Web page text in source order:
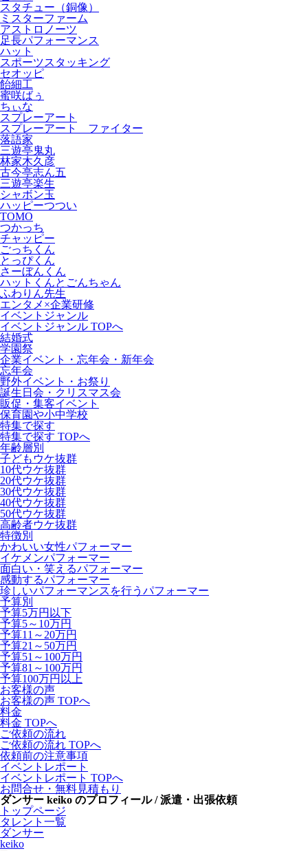
スタチュー（銅像）
ミスターファーム
アストロノーツ
足長パフォーマンス
ハット
スポーツスタッキング
セオッピ
飴細工
蜜咲ばぅ
ちぃな
スプレーアート
スプレーアート ファイター
落語家
三遊亭鬼丸
林家木久彦
古今亭志ん五
三遊亭楽生
シャボン玉
ハッピーつつい
TOMO
つかっち
チャッピー
ごっちくん
とっぴくん
さーぼんくん
ハットくんとごんちゃん
ふわりん先生
エンタメ×企業研修
イベントジャンル
イベントジャンル TOPへ
結婚式
学園祭
企業イベント・忘年会・新年会
忘年会
野外イベント・お祭り
誕生日会・クリスマス会
販促・集客イベント
保育園や小中学校
特集で探す
特集で探す TOPへ
年齢層別
子どもウケ抜群
10代ウケ抜群
20代ウケ抜群
30代ウケ抜群
40代ウケ抜群
50代ウケ抜群
高齢者ウケ抜群
特徴別
かわいい女性パフォーマー
イケメンパフォーマー
面白い・笑えるパフォーマー
感動するパフォーマー
珍しいパフォーマンスを行うパフォーマー
予算別
予算5万円以下
予算5～10万円
予算11～20万円
予算21～50万円
予算51～100万円
予算81～100万円
予算100万円以上
お客様の声
お客様の声 TOPへ
料金
料金 TOPへ
ご依頼の流れ
ご依頼の流れ TOPへ
依頼前の注意事項
イベントレポート
イベントレポート TOPへ
お問合せ・無料見積もり
ダンサー keiko のプロフィール / 派遣・出張依頼
トップページ
タレント一覧
ダンサー
keiko